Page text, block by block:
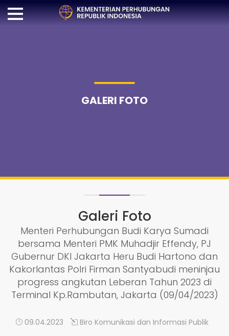
GALERI FOTO
Galeri Foto
Menteri Perhubungan Budi Karya Sumadi
bersama Menteri PMK Muhadjir Effendy, PJ
Gubernur DKI Jakarta Heru Budi Hartono dan
Kakorlantas Polri Firman Santyabudi meninjau
progress angkutan Leberan Tahun 2023 di
Terminal Kp.Rambutan, Jakarta (09/04/2023)
09.04.2023 Biro Komunikasi dan Informasi Publik